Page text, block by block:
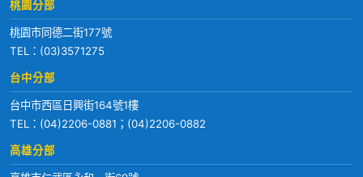
桃園分部
桃園市同德二街177號
TEL： (03)3571275
台中分部
台中市西區日興街164號1樓
TEL： (04)2206-0881 ； (04)2206-0882
高雄分部